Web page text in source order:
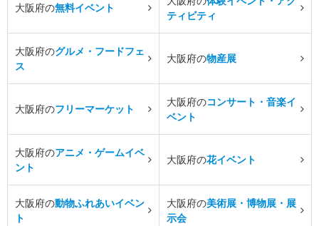
大阪府の無料イベント
ティビティ
大阪府のグルメ・フードフェ
ス
大阪府の物産展
大阪府のフリーマーケット
大阪府のコンサート・音楽イ
ベント
大阪府のアニメ・ゲームイベ
ント
大阪府の花イベント
大阪府の動物ふれあいイベン
ト
大阪府の美術展・博物展・展
示会